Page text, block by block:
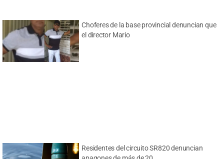
Choferes de la base provincial denuncian que
el director Mario
Residentes del circuito SR820 denuncian